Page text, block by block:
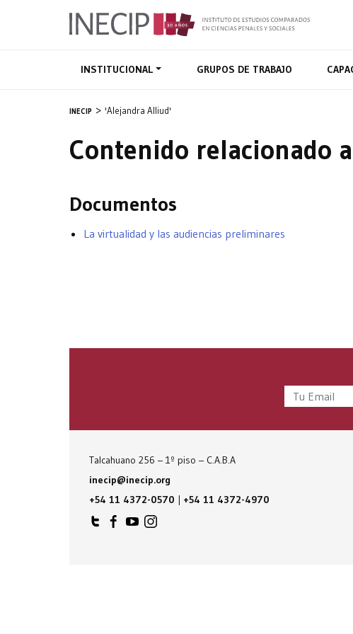
INSTITUCIONAL GRUPOS DE TRABAJO
INECIP 'Alejandra Alliud'
Contenido relacionado
Documentos
La virtualidad y las audiencias preliminares
Talcahuano 256 – 1º piso – C.A.B.A
inecip@inecip.org
+54 11 4372-0570 | +54 11 4372-4970